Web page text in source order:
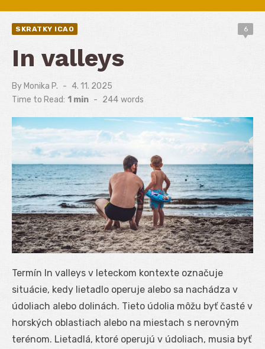
SKRATKY ICAO 6
In valleys
By Monika P.
Posted
on
4. 11. 2025
Time to Read: 1 min - 244 words
Termín In valleys v leteckom kontexte označuje
situácie, kedy lietadlo operuje alebo sa nachádza v
údoliach alebo dolinách. Tieto údolia môžu byť časté v
horských oblastiach alebo na miestach s nerovným
terénom. Lietadlá, ktoré operujú v údoliach, musia byť